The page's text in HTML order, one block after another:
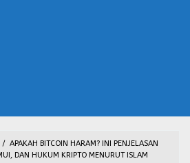
/ APAKAH BITCOIN HARAM? INI PENJELASAN
DAN HUKUM KRIPTO MENURUT ISLAM